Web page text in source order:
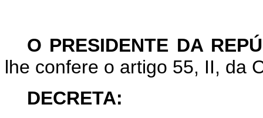
O PRESIDENTE DA
lhe confere o artigo 55, II, da
DECRETA: